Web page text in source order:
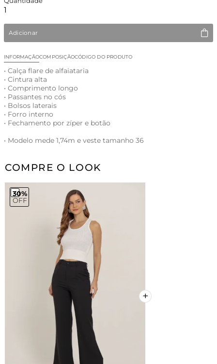
Adicionar
INFORMAÇÃOCOMPOSIÇÃOCÓDIGO DO PRODUTO
• Calça flare de alfaiataria
• Cintura alta
• Comprimento longo
• Passantes no cós
• Bolsos laterais
• Forro interno
• Fechamento por zíper e botão
• Modelo mede 1,74m e veste tamanho 36
COMPRE O LOOK
30%
OFF
+
+